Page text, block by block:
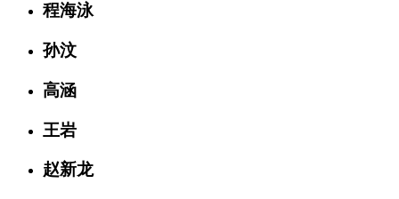
程海泳
孙汶
高涵
王岩
赵新龙